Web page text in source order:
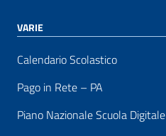
VARIE
Calendario Scolastico
Pago in Rete – PA
Piano Nazionale Scuola Digitale